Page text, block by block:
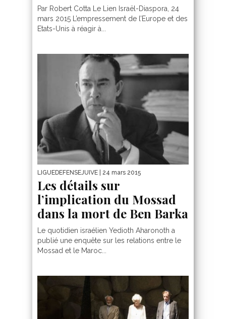
Par Robert Cotta Le Lien Israël-Diaspora, 24
mars 2015 L’empressement de l’Europe et des
Etats-Unis à réagir à...
LIGUEDEFENSEJUIVE | 24 mars 2015
Les détails sur
l’implication du Mossad
dans la mort de Ben Barka
Le quotidien israélien Yedioth Aharonoth a
publié une enquête sur les relations entre le
Mossad et le Maroc...